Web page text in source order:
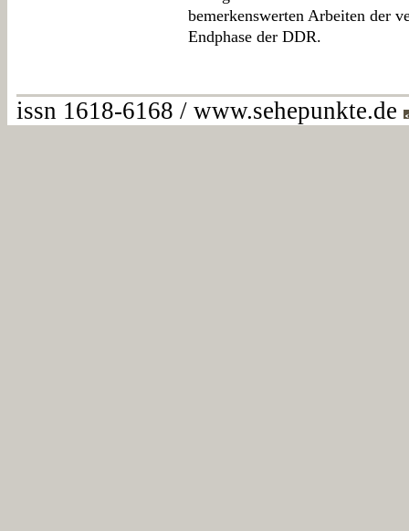
bemerkenswerten Arbeiten der
Endphase der DDR.
issn 1618-6168 / www.sehepunkte.de